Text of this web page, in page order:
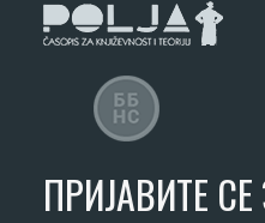
ПРИЈАВИТЕ СЕ